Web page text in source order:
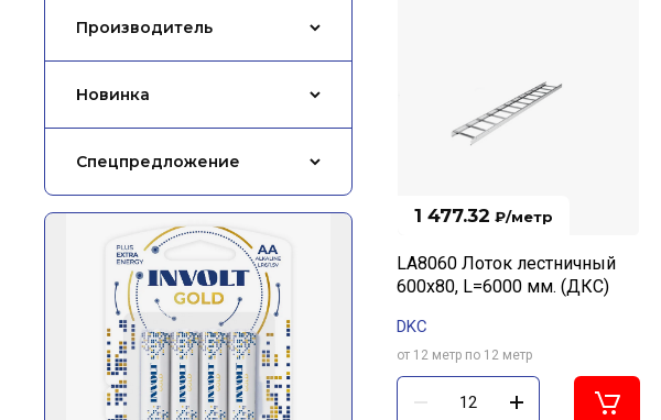
Производитель
Новинка
Спецпредложение
1 477.32 ₽/метр
LA8060 Лоток лестничный
600х80, L=6000 мм. (ДКС)
DKC
от 12 метр по 12 метр